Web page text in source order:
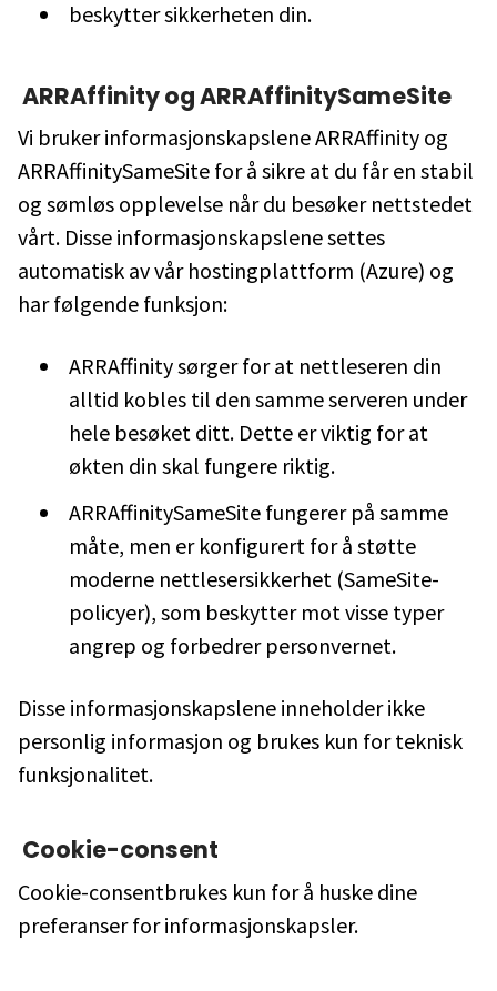
beskytter sikkerheten din.
ARRAffinity og ARRAffinitySameSite
Vi bruker informasjonskapslene ARRAffinity og
ARRAffinitySameSite for å sikre at du får en stabil
og sømløs opplevelse når du besøker nettstedet
vårt. Disse informasjonskapslene settes
automatisk av vår hostingplattform (Azure) og
har følgende funksjon:
ARRAffinity sørger for at nettleseren din
alltid kobles til den samme serveren under
hele besøket ditt. Dette er viktig for at
økten din skal fungere riktig.
ARRAffinitySameSite fungerer på samme
måte, men er konfigurert for å støtte
moderne nettlesersikkerhet (SameSite-
policyer), som beskytter mot visse typer
angrep og forbedrer personvernet.
Disse informasjonskapslene inneholder ikke
personlig informasjon og brukes kun for teknisk
funksjonalitet.
Cookie-consent
Cookie-consentbrukes kun for å huske dine
preferanser for informasjonskapsler.